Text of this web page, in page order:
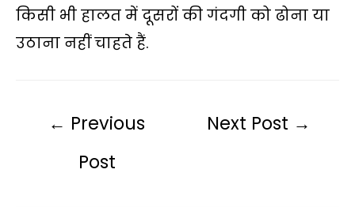
किसी भी हालत में दूसरों की गंदगी को ढोना या
उठाना नहीं चाहते हैं.
← Previous
Post
Next Post →